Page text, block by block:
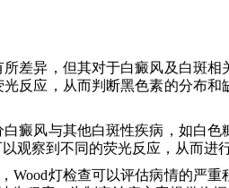
差异，但其对于白癜风及白斑
反应，从而判断黑色素的分布
癜风与其他白斑性疾病，如白
观察到不同的荧光反应，从而进
Wood灯检查可以评估病情的严